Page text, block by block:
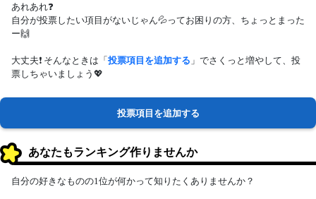
あれあれ❓
自分が投票したい項目がないじゃん💦ってお困りの方、ちょっとまった
ー🙌
大丈夫❗ そんなときは「 投票項目を追加する 」でさくっと増やして、投
票しちゃいましょう💖
投票項目を追加する
あなたもランキング作りませんか
自分の好きなものの1位が何かって知りたくありませんか？